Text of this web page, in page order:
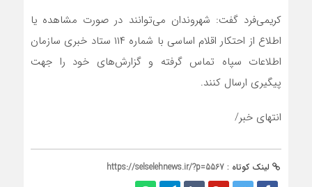
کریمی‌فرد گفت: شهروندان می‌توانند در صورت مشاهده یا
اطلاع از احتکار اقلام اساسی با شماره ۱۱۴ ستاد خبری سازمان
اطلاعات سپاه تماس گرفته و گزارش‌های خود را جهت
پیگیری ارسال کنند.
انتهای خبر/
لینک کوتاه : https://selselehnews.ir/?p=5567